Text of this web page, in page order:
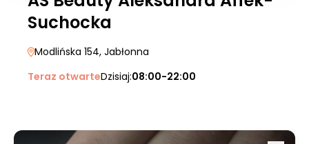
Suchocka
Modlińska 154, Jabłonna
Teraz otwarteDzisiaj:08:00-22:00